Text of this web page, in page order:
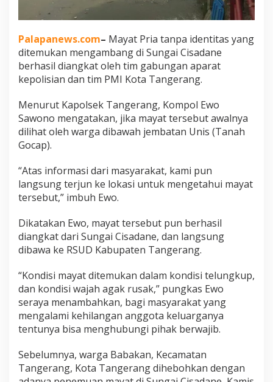
Palapanews.com– Mayat Pria tanpa identitas yang
ditemukan mengambang di Sungai Cisadane
berhasil diangkat oleh tim gabungan aparat
kepolisian dan tim PMI Kota Tangerang.
Menurut Kapolsek Tangerang, Kompol Ewo
Sawono mengatakan, jika mayat tersebut awalnya
dilihat oleh warga dibawah jembatan Unis (Tanah
Gocap).
“Atas informasi dari masyarakat, kami pun
langsung terjun ke lokasi untuk mengetahui mayat
tersebut,” imbuh Ewo.
Dikatakan Ewo, mayat tersebut pun berhasil
diangkat dari Sungai Cisadane, dan langsung
dibawa ke RSUD Kabupaten Tangerang.
“Kondisi mayat ditemukan dalam kondisi telungkup,
dan kondisi wajah agak rusak,” pungkas Ewo
seraya menambahkan, bagi masyarakat yang
mengalami kehilangan anggota keluarganya
tentunya bisa menghubungi pihak berwajib.
Sebelumnya, warga Babakan, Kecamatan
Tangerang, Kota Tangerang dihebohkan dengan